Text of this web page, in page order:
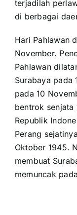
terjadilah
di berbagai
Hari Pahlawan
November.
Pahlawan
Surabaya pada
pada 10
bentrok senjata
Republik
Perang
Oktober 1945.
membuat
memuncak